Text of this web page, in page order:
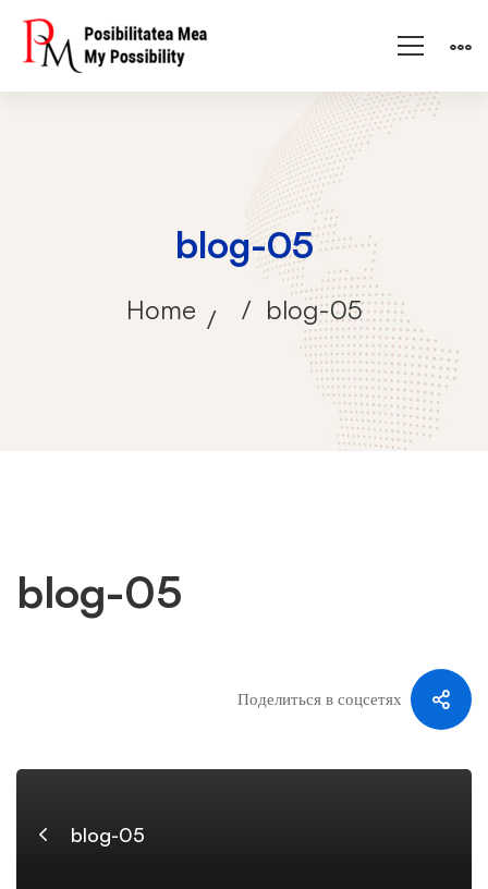
blog-05
Home blog-05
blog-
blog-05
Поделиться в соцсетях
blog-05